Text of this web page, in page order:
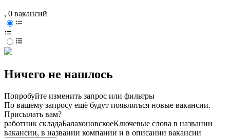
, 0 вакансий
Ничего не нашлось
Попробуйте изменить запрос или фильтры
По вашему запросу ещё будут появляться новые вакансии.
Присылать вам?
работник складаБалахоновскоеКлючевые слова в названии
вакансии, в названии компании и в описании вакансии